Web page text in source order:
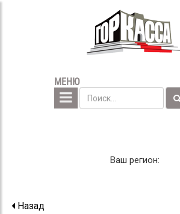
МЕНЮ
Ваш регион:
Назад